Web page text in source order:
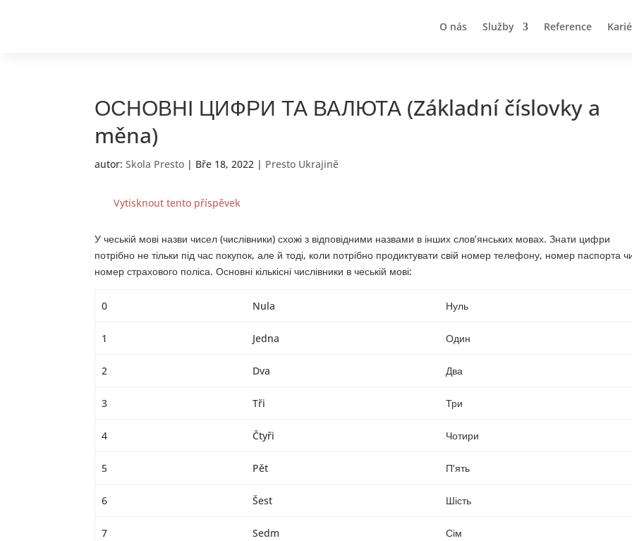
O nás Služby Reference
ОСНОВНІ ЦИФРИ ТА ВАЛЮТА (Základní číslovky a
měna)
autor:Skola Presto | Bře 18, 2022 | Presto Ukrajině
Vytisknout tento příspěvek
У чеській мові назви чисел (числівники) схожі з відповідними назвами в інших слов’янських мовах. Знати цифри
потрібно не тільки під час покупок, але й тоді, коли потрібно продиктувати свій номер телефону, номер паспорта
номер страхового поліса. Основні кількісні числівники в чеській мові:
0 Nula Нуль
1 Jedna Один
2 Dva Два
3 Tři Три
4 Čtyři Чотири
5 Pět П’ять
6 Šest Шість
7 Sedm Сім